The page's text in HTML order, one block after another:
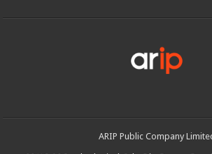
ARIP Public Company